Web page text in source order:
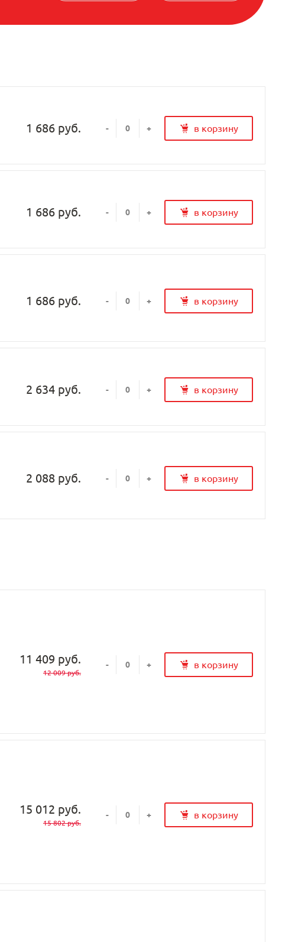
1 686 руб. - + в корзину
1 686 руб. - + в корзину
1 686 руб. - + в корзину
2 634 руб. - + в корзину
2 088 руб. - + в корзину
11 409 руб.
12 009 руб.
- + в корзину
15 012 руб.
15 802 руб.
- + в корзину